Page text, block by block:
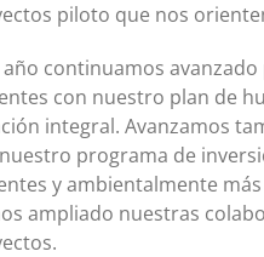
piloto que nos
año continuamos
con nuestro plan de
integral. Avanzamos
programa de
y ambientalmente
ampliado nuestras